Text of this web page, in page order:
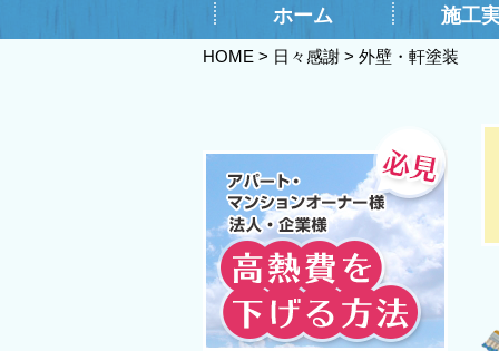
ホーム 施工
HOME > 日々感謝 > 外壁・軒塗装